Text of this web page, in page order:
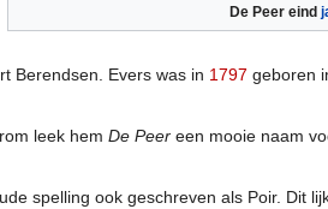
De Peer eind
Berendsen. Evers was in 1797 geboren
leek hem De Peer een mooie naam
spelling ook geschreven als Poir. Dit